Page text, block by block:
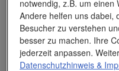
Das Unternehmen verfügt
Bereich der
Dieses Wissen kommt
insbesondere wenn es um
andere
notwendig, z.B. um einen
Andere helfen uns dabei,
Besucher zu verstehen
besser zu machen. Ihre
jederzeit anpassen.
Datenschutzhinweis &